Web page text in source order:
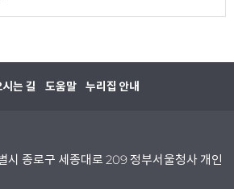
는 길 도움말 누리집 안내
시 종로구 세종대로 209 정부서울청사 개인